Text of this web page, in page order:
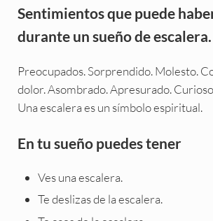
Sentimientos que puede
durante un sueño de escalera.
Preocupados. Sorprendido. Molesto.
dolor. Asombrado. Apresurado.
Una escalera es un símbolo espiritual.
En tu sueño puedes tener
Ves una escalera.
Te deslizas de la escalera.